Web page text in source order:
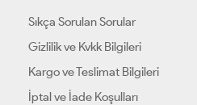
Sıkça Sorulan Sorular
Gizlilik ve Kvkk Bilgileri
Kargo ve Teslimat Bilgileri
İptal ve İade Koşulları